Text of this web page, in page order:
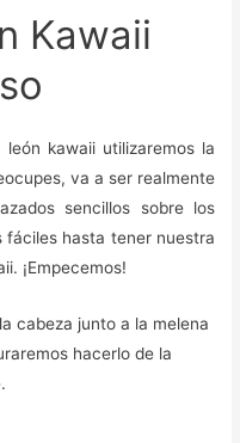
Kawaii
kawaii utilizaremos la
va a ser realmente
sencillos sobre los
fáciles hasta tener nuestra
¡Empecemos!
cabeza junto a la melena
hacerlo de la